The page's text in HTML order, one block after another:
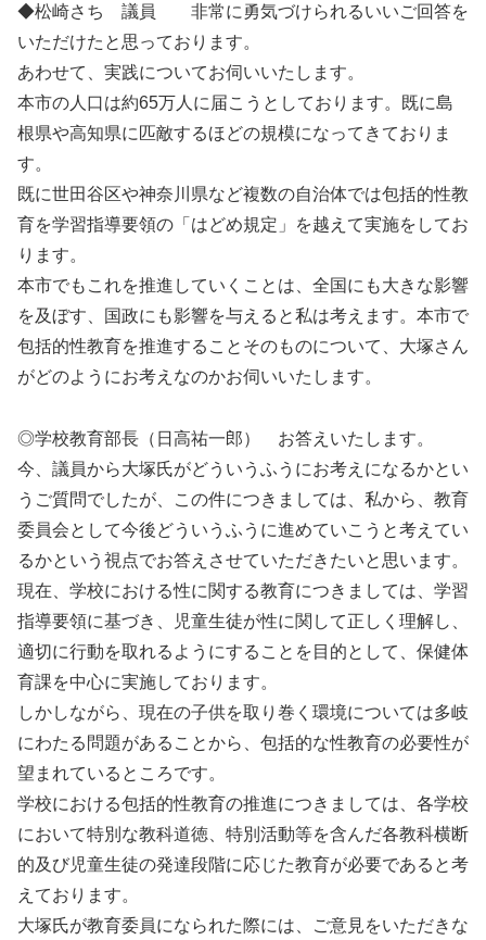
◆松崎さち 議員 非常に勇気づけられるいいご回答を
いただけたと思っております。
あわせて、実践についてお伺いいたします。
本市の人口は約65万人に届こうとしております。既に島
根県や高知県に匹敵するほどの規模になってきておりま
す。
既に世田谷区や神奈川県など複数の自治体では包括的性教
育を学習指導要領の「はどめ規定」を越えて実施をしてお
ります。
本市でもこれを推進していくことは、全国にも大きな影響
を及ぼす、国政にも影響を与えると私は考えます。本市で
包括的性教育を推進することそのものについて、大塚さん
がどのようにお考えなのかお伺いいたします。
◎学校教育部長（日高祐一郎） お答えいたします。
今、議員から大塚氏がどういうふうにお考えになるかとい
うご質問でしたが、この件につきましては、私から、教育
委員会として今後どういうふうに進めていこうと考えてい
るかという視点でお答えさせていただきたいと思います。
現在、学校における性に関する教育につきましては、学習
指導要領に基づき、児童生徒が性に関して正しく理解し、
適切に行動を取れるようにすることを目的として、保健体
育課を中心に実施しております。
しかしながら、現在の子供を取り巻く環境については多岐
にわたる問題があることから、包括的な性教育の必要性が
望まれているところです。
学校における包括的性教育の推進につきましては、各学校
において特別な教科道徳、特別活動等を含んだ各教科横断
的及び児童生徒の発達段階に応じた教育が必要であると考
えております。
大塚氏が教育委員になられた際には、ご意見をいただきな